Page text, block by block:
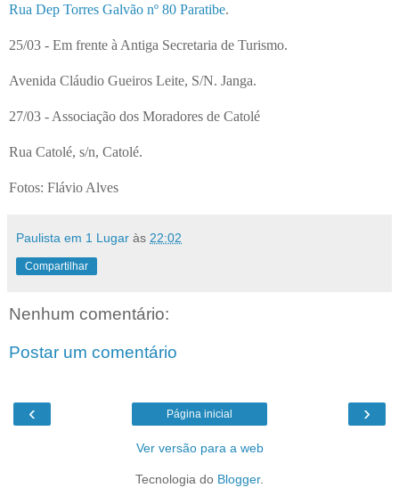
Rua Dep Torres Galvão nº 80 Paratibe.
25/03 - Em frente à Antiga Secretaria de Turismo.
Avenida Cláudio Gueiros Leite, S/N. Janga.
27/03 - Associação dos Moradores de Catolé
Rua Catolé, s/n, Catolé.
Fotos: Flávio Alves
Paulista em 1 Lugar às 22:02
Compartilhar
Nenhum comentário:
Postar um comentário
‹ ›
Página inicial
Ver versão para a web
Tecnologia do Blogger.